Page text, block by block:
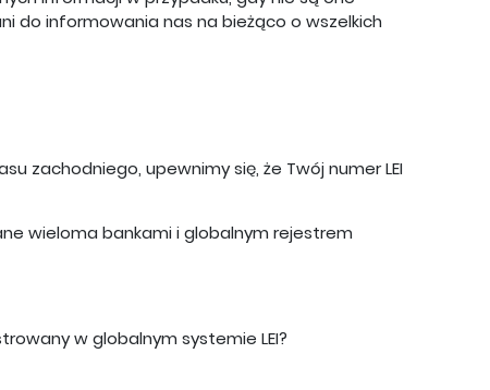
do informowania nas na bieżąco o wszelkich
zachodniego, upewnimy się, że Twój numer LEI
wieloma bankami i globalnym rejestrem
w globalnym systemie LEI?